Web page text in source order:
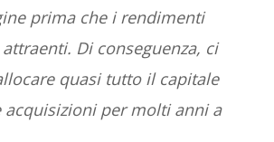
prima che i rendimenti
Di conseguenza, ci
quasi tutto il capitale
per molti anni a